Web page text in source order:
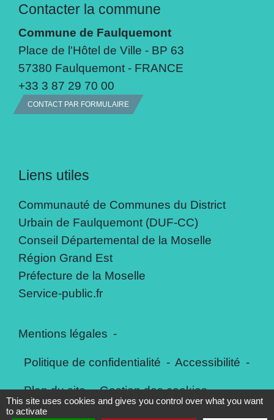
Contacter la commune
Commune de Faulquemont
Place de l'Hôtel de Ville - BP 63
57380 Faulquemont - FRANCE
+33 3 87 29 70 00
CONTACT PAR FORMULAIRE
Liens utiles
Communauté de Communes du District
Urbain de Faulquemont (DUF-CC)
Conseil Départemental de la Moselle
Région Grand Est
Préfecture de la Moselle
Service-public.fr
Mentions légales -
Politique de confidentialité - Accessibilité -
Plan du site - Gestion des cookies
This site uses cookies and gives you control over what you want
to activate